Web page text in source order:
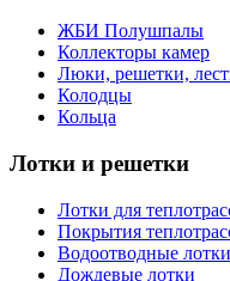
ЖБИ Полушпалы
Коллекторы камер
Люки, решетки,
Колодцы
Кольца
Лотки и решетки
Лотки для
Покрытия
Водоотводные лотки
Дождевые лотки